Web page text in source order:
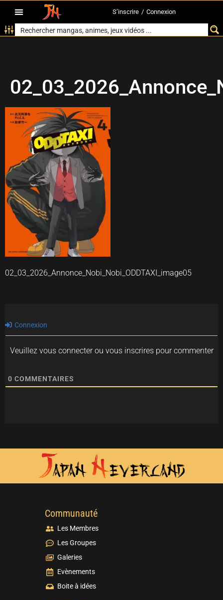
S’inscrire / Connexion
02_03_2026_Annonce_Nobi_Nobi_ODDTAXI_image05
Connexion
Veuillez vous connecter ou vous inscrires pour commenter
0 COMMENTAIRES
Communauté
Les Membres
Les Groupes
Galeries
Evènements
Boite à idées